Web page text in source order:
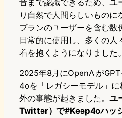
音まで認識できるため、ユ
り自然で人間らしいものに
プランのユーザーを含む数
日常的に使用し、多くの
着を抱くようになりました。
2025年8月にOpenAIが
4oを「レガシーモデル」
外の事態が起きました。 ユ
Twitter）で#Keep4oハッ